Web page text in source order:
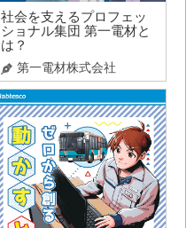
社会を支えるプロフェッ
ショナル集団 第一電材と
は？
第一電材株式会社